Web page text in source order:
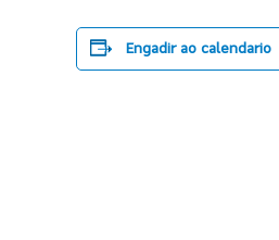
Engadir ao calendario